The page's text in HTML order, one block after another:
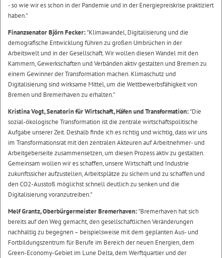
- so wie wir es schon in der Pandemie und in der Energiepreiskrise praktiziert
haben."
Finanzsenator Björn Fecker:"Klimawandel, Digitalisierung und die
demografische Entwicklung führen zu großen Umbrüchen in der
Arbeitswelt und in der Gesellschaft. Wir wollen diesen Wandel mit den
Kammern, Gewerkschaften und Verbänden aktiv gestalten und Bremen zu
einem Gewinner der Transformation machen. Klimaschutz und
Digitalisierung sind wirksame Mittel, um die Wettbewerbsfähigkeit von
Bremen und Bremerhaven zu erhalten."
Kristina Vogt, Senatorin für Wirtschaft, Häfen und Transformation:"Die
sozial-ökologische Transformation ist die zentrale wirtschaftspolitische
Aufgabe unserer Zeit. Deshalb finde ich es richtig und wichtig, dass wir uns
im Transformationsrat mit den zentralen Akteuren auf Arbeitnehmer- und
Arbeitgeberseite zusammensetzen, um diesen Prozess aktiv zu gestalten.
Gemeinsam wollen wir es schaffen, unsere Wirtschaft und Industrie
zukunftssicher aufzustellen, Arbeitsplätze zu sichern und zu schaffen und
den CO2-Ausstoß möglichst schnell deutlich zu senken und die
Digitalisierung voranzutreiben."
Melf Grantz, Oberbürgermeister Bremerhaven:"Bremerhaven hat sich
bereits auf den Weg gemacht, den gesellschaftlichen Veränderungen
nachhaltig zu begegnen – beispielsweise mit dem geplanten Aus- und
Fortbildungszentrum für Berufe im Bereich der neuen Energien, dem
Green-Economy-Gebiet im Lune Delta, dem Werftquartier und der